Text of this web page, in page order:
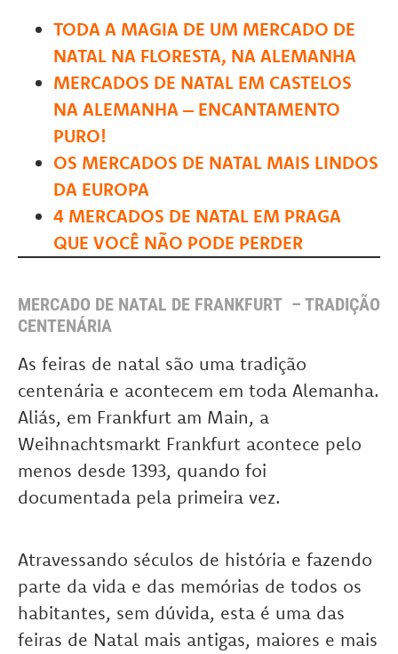
TODA A MAGIA DE UM MERCADO DE
NATAL NA FLORESTA, NA ALEMANHA
MERCADOS DE NATAL EM CASTELOS
NA ALEMANHA – ENCANTAMENTO
PURO!
OS MERCADOS DE NATAL MAIS LINDOS
DA EUROPA
4 MERCADOS DE NATAL EM PRAGA
QUE VOCÊ NÃO PODE PERDER
MERCADO DE NATAL DE FRANKFURT – TRADIÇÃO
CENTENÁRIA
As feiras de natal são uma tradição
centenária e acontecem em toda Alemanha.
Aliás, em Frankfurt am Main, a
Weihnachtsmarkt Frankfurt acontece pelo
menos desde 1393, quando foi
documentada pela primeira vez.
Atravessando séculos de história e fazendo
parte da vida e das memórias de todos os
habitantes, sem dúvida, esta é uma das
feiras de Natal mais antigas, maiores e mais